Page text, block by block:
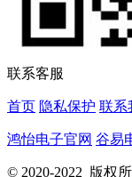
联系客服
首页 隐私保护 联系
鸿怡电子官网 谷易
© 2020-2022 版权